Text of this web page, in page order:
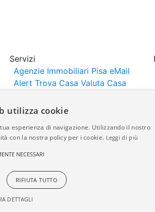
Servizi
Agenzie Immobiliari Pisa eMail
Alert Trova Casa Valuta Casa
agenzie immobiliari e costruttori.
della normativa in
utilizza cookie
esperienza di navigazione. Utilizzando il nostro
con la nostra policy per i cookie. Leggi di più
NECESSARI
RIFIUTA TUTTO
DETTAGLI